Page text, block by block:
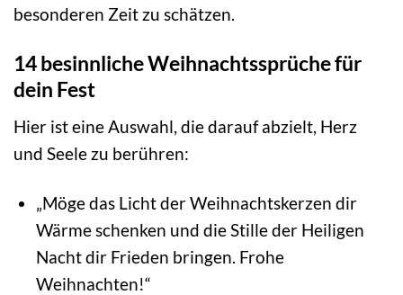
besonderen Zeit zu schätzen.
14 besinnliche Weihnachtssprüche für
dein Fest
Hier ist eine Auswahl, die darauf abzielt, Herz
und Seele zu berühren:
„Möge das Licht der Weihnachtskerzen dir
Wärme schenken und die Stille der Heiligen
Nacht dir Frieden bringen. Frohe
Weihnachten!“